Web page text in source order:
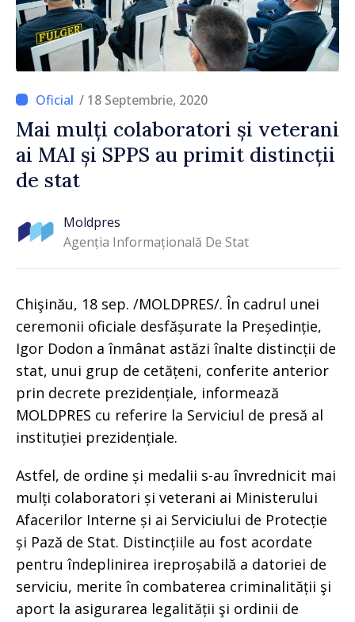
/ 18 Septembrie, 2020
Mai mulți colaboratori și veterani
ai MAI și SPPS au primit distincții
de stat
Moldpres
Agenția Informațională De Stat
Chişinău, 18 sep. /MOLDPRES/. În cadrul unei
ceremonii oficiale desfășurate la Președinție,
Igor Dodon a înmânat astăzi înalte distincții de
stat, unui grup de cetățeni, conferite anterior
prin decrete prezidențiale, informează
MOLDPRES cu referire la Serviciul de presă al
instituției prezidențiale.
Astfel, de ordine și medalii s-au învrednicit mai
mulți colaboratori și veterani ai Ministerului
Afacerilor Interne și ai Serviciului de Protecție
și Pază de Stat. Distincțiile au fost acordate
pentru îndeplinirea ireproșabilă a datoriei de
serviciu, merite în combaterea criminalității şi
aport la asigurarea legalității şi ordinii de